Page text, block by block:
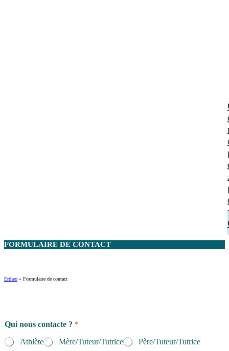
FORMULAIRE DE CONTACT
Ertheo » Formulaire de contact
Qui nous contacte ? *
Athlète
Mère/Tuteur/Tutrice Père/Tuteur/Tutrice